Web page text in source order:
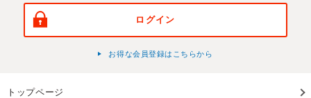
ログイン
お得な会員登録はこちらから
トップページ